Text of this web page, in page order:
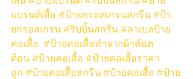
แบรนด์เสื้อ #ป้ายกรอสเกรนสกรีน #ป้า
ยกรอสเกรน #ริบบิ้นสกรีน #ลาเบลป้าย
คอเสื้อ #ป้ายคอเสื้อทำจากผ้าค้อต
ต้อน #ป้ายคอเสื้อ #ป้ายคอเสื้อราคา
ถูก #ป้ายคอเสื้อสกรีน #ป้ายคอเสื้อ #ป้าย